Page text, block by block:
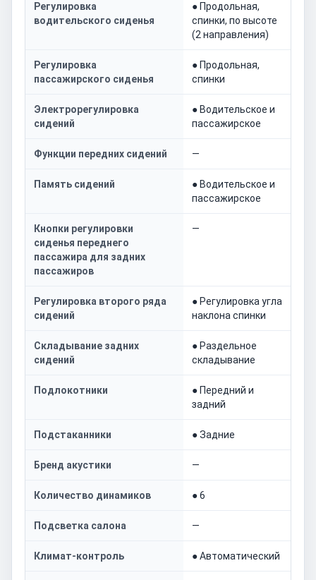
Регулировка
водительского сиденья
● Продольная,
спинки, по высоте
(2 направления)
Регулировка
пассажирского сиденья
● Продольная,
спинки
Электрорегулировка
сидений
● Водительское и
пассажирское
Функции передних сидений —
Память сидений
● Водительское и
пассажирское
Кнопки регулировки
сиденья переднего
пассажира для задних
пассажиров
—
Регулировка второго ряда
сидений
● Регулировка угла
наклона спинки
Складывание задних
сидений
● Раздельное
складывание
Подлокотники
● Передний и
задний
Подстаканники ● Задние
Бренд акустики —
Количество динамиков ● 6
Подсветка салона —
Климат-контроль ● Автоматический